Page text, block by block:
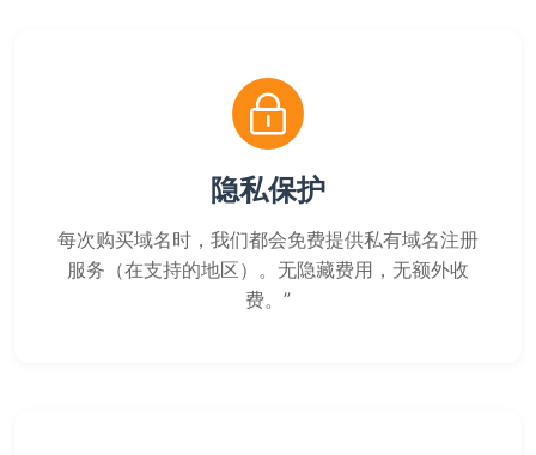
隐私保护
每次购买域名时，我们都会免费提供私有域名注册
服务（在支持的地区）。无隐藏费用，无额外收
费。”